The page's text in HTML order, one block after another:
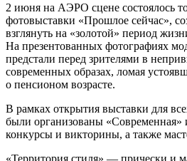
2 июня на АЭРО сцене состоялось
фотовыставки «Прошлое сейчас»,
взглянуть на «золотой» период
На презентованных фотографиях
предстали перед зрителями в
современных образах, ломая
о пенсионом возрасте.
В рамках открытия выставки для
были организованы «Современная»
конкурсы и викторины, а также
«Территория стиля» — прически и